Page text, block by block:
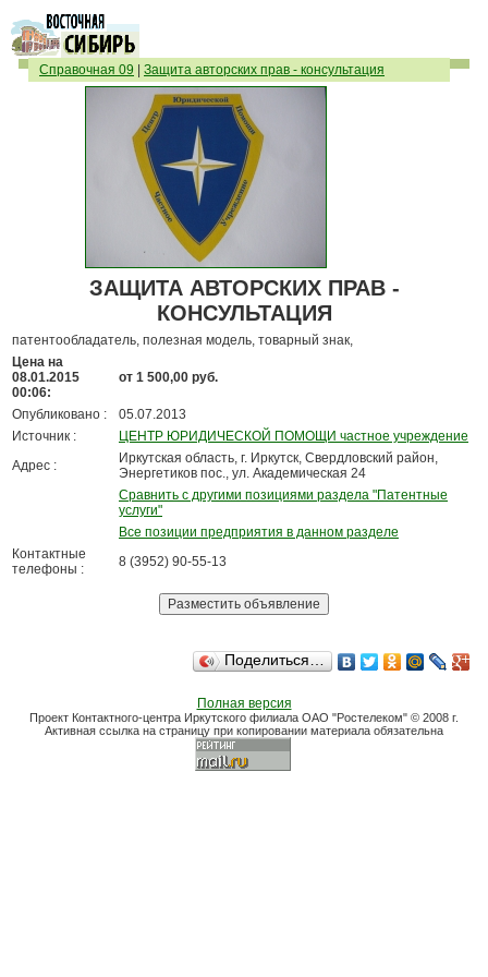
Справочная 09 Защита авторских прав - консультация
ЗАЩИТА АВТОРСКИХ ПРАВ -
КОНСУЛЬТАЦИЯ
патентообладатель, полезная модель, товарный знак,
Цена на
08.01.2015
00:06:
от 1 500,00 руб.
Опубликовано :
05.07.2013
Источник :
ЦЕНТР ЮРИДИЧЕСКОЙ ПОМОЩИ частное учреждение
Адрес :
Иркутская область, г. Иркутск, Свердловский район,
Энергетиков пос., ул. Академическая 24
Сравнить с другими позициями раздела "Патентные
услуги"
Все позиции предприятия в данном разделе
Контактные
телефоны :
8 (3952) 90-55-13
Поделиться…
Полная версия
Проект Контактного-центра Иркутского филиала ОАО "Ростелеком" © 2008 г.
Активная ссылка на страницу при копировании материала обязательна